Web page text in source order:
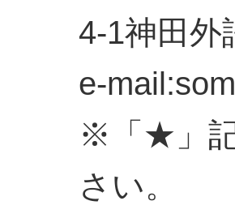
4-1神田外
e-
※「★」記
さい。